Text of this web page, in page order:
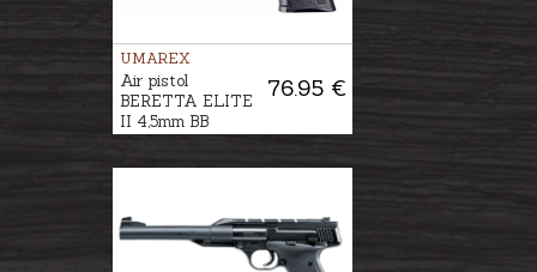
UMAREX
76.95 €
Air pistol
BERETTA ELITE
II 4,5mm BB